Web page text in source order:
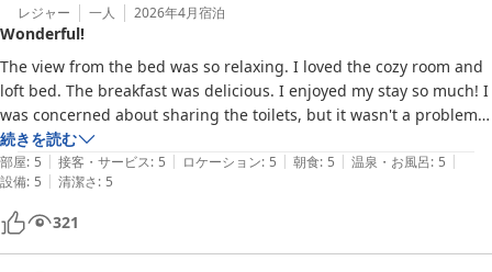
レジャー 一人 2026年4月宿泊
Wonderful!
The view from the bed was so relaxing. I loved the cozy room and
loft bed. The breakfast was delicious. I enjoyed my stay so much! I
was concerned about sharing the toilets, but it wasn't a problem
at all. Thank you!!
続きを読む
部屋: 5 | 接客・サービス: 5 | ロケーション: 5 | 朝食: 5 | 温泉・お風呂: 5 |
設備: 5 | 清潔さ: 5
321